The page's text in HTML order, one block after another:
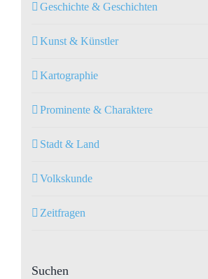
Geschichte & Geschichten
Kunst & Künstler
Kartographie
Prominente & Charaktere
Stadt & Land
Volkskunde
Zeitfragen
Suchen